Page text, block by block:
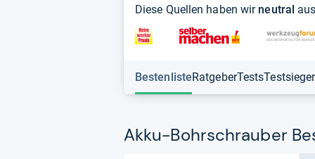
den
auswählen.
schlechtein Produkt ist.
Diese Quellen haben wir neutral
BestenlisteRatgeberTestsTestsieger
Akku-Bohrschrauber